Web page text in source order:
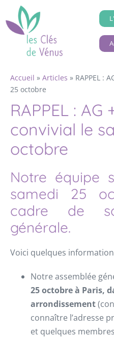
Accueil » Articles » RAPPEL :
25 octobre
RAPPEL : AG
convivial le
octobre
Notre équipe
samedi 25
cadre de
générale.
Voici quelques
Notre assemblée
25 octobre à Paris,
arrondissement
connaître l’adresse
et quelques